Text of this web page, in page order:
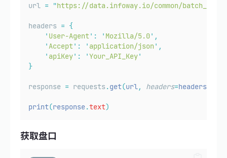
url = "https://data.infoway.io/common/batch_kline/1/
headers = {
' User-Agent' : ' Mozilla/5.0' ,
'Accept' : ' application/json' ,
' apiKey' : 'Your_API_Key'
}
response = requests.get(url, headers=headers
print(response.text)
获取盘口